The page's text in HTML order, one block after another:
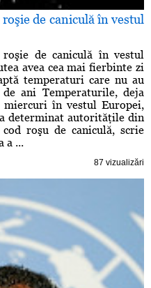
de caniculă în vestul
de caniculă în vestul
avea cea mai fierbinte zi
temperaturi care nu au
ani Temperaturile, deja
în vestul Europei,
determinat autorităţile din
roşu de caniculă, scrie
a ...
87 vizualizări